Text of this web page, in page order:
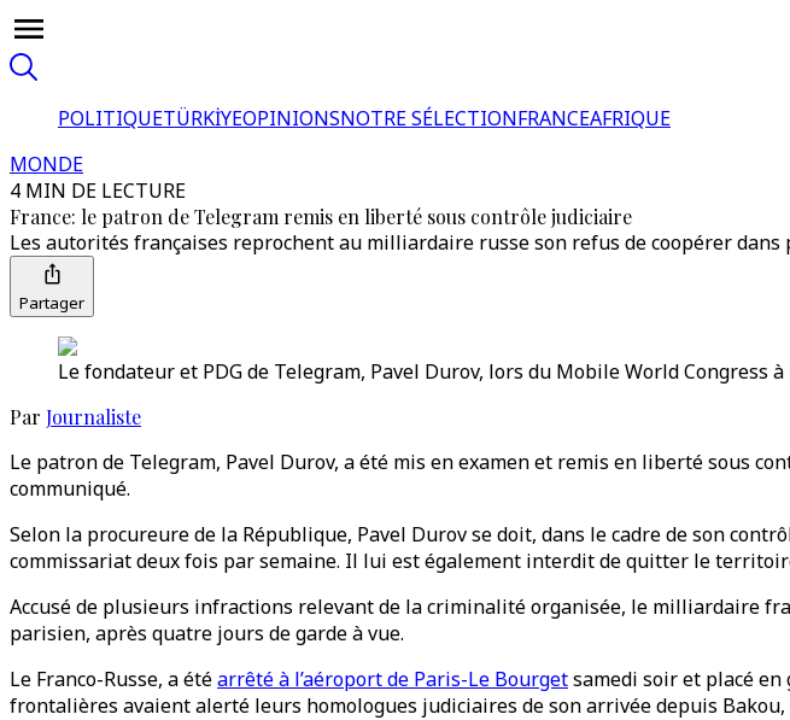
POLITIQUETÜRKİYEOPINIONSNOTRE SÉLECTIONFRANCEAFRIQUE
MONDE
4 MIN DE LECTURE
France: le patron de Telegram remis en liberté sous contrôle judiciaire
Les autorités françaises reprochent au milliardaire russe son refus de coopérer
Partager
Le fondateur et PDG de Telegram, Pavel Durov, lors du Mobile World Congress
Par Journaliste
Le patron de Telegram, Pavel Durov, a été mis en examen et remis en liberté sous
communiqué.
Selon la procureure de la République, Pavel Durov se doit, dans le cadre de son
commissariat deux fois par semaine. Il lui est également interdit de quitter le
Accusé de plusieurs infractions relevant de la criminalité organisée, le milliardaire
parisien, après quatre jours de garde à vue.
Le Franco-Russe, a étéarrêté à l’aéroport de Paris-Le Bourgetsamedi soir et placé en
frontalières avaient alerté leurs homologues judiciaires de son arrivée depuis Bakou,